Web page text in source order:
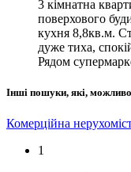
3 кімнатна
поверхового
кухня 8,8кв.м.
дуже тиха,
Рядом
Інші пошуки, які,
Комерційна
1